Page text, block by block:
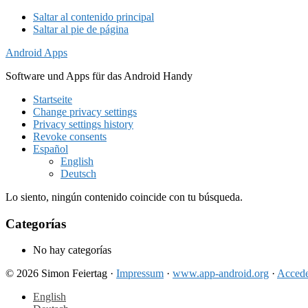
Saltar al contenido principal
Saltar al pie de página
Android Apps
Software und Apps für das Android Handy
Startseite
Change privacy settings
Privacy settings history
Revoke consents
Español
English
Deutsch
Lo siento, ningún contenido coincide con tu búsqueda.
Footer
Categorías
No hay categorías
© 2026 Simon Feiertag · Impressum · www.app-android.org ·
English